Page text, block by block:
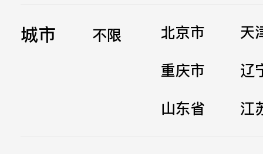
城市 不限 北京市
天
重庆市
辽
山东省
江